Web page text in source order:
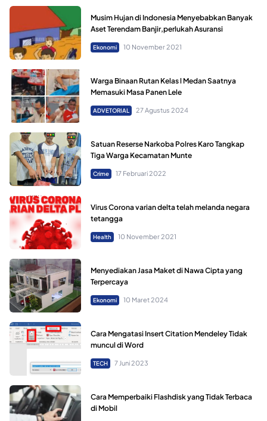
Musim Hujan di Indonesia Menyebabkan Banyak
Aset Terendam Banjir,perlukah Asuransi
Ekonomi 10 November 2021
Warga Binaan Rutan Kelas l Medan Saatnya
Memasuki Masa Panen Lele
ADVETORIAL 27 Agustus 2024
Satuan Reserse Narkoba Polres Karo Tangkap
Tiga Warga Kecamatan Munte
Crime 17 Februari 2022
Virus Corona varian delta telah melanda negara
tetangga
Health 10 November 2021
Menyediakan Jasa Maket di Nawa Cipta yang
Terpercaya
Ekonomi 10 Maret 2024
Cara Mengatasi Insert Citation Mendeley Tidak
muncul di Word
TECH 7 Juni 2023
Cara Memperbaiki Flashdisk yang Tidak Terbaca
di Mobil